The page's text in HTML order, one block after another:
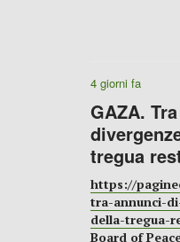
4 giorni fa
GAZA.
tregua
https://
tra-annunci-
della-tregua-
Board of